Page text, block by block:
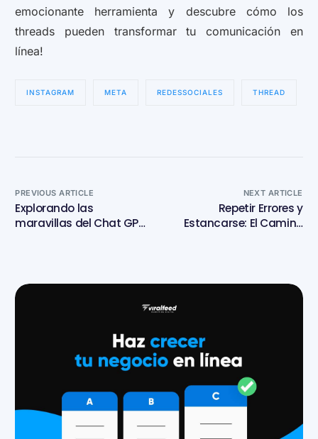
emocionante herramienta y descubre cómo los
threads pueden transformar tu comunicación en
línea!
INSTAGRAM META REDESSOCIALES THREAD
PREVIOUS ARTICLE
Explorando las
maravillas del Chat GPT:
NEXT ARTICLE
Repetir Errores y
Estancarse: El Camino